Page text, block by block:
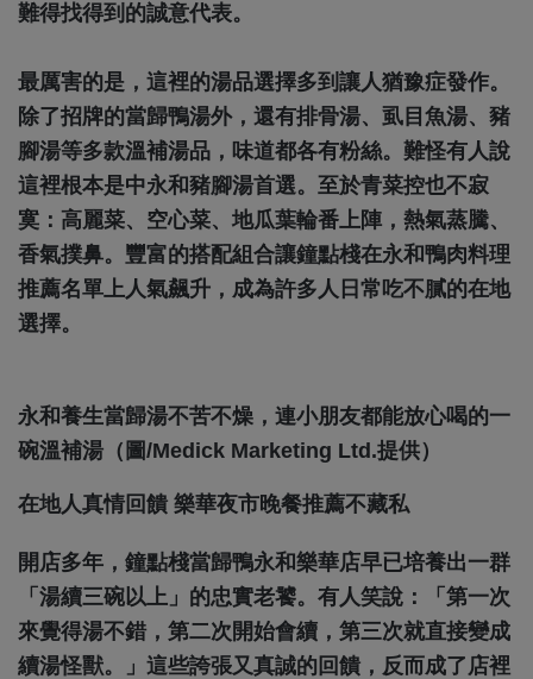
難得找得到的誠意代表。
最厲害的是，這裡的湯品選擇多到讓人猶豫症發作。
除了招牌的當歸鴨湯外，還有排骨湯、虱目魚湯、豬
腳湯等多款溫補湯品，味道都各有粉絲。難怪有人說
這裡根本是中永和豬腳湯首選。至於青菜控也不寂
寞：高麗菜、空心菜、地瓜葉輪番上陣，熱氣蒸騰、
香氣撲鼻。豐富的搭配組合讓鐘點棧在永和鴨肉料理
推薦名單上人氣飆升，成為許多人日常吃不膩的在地
選擇。
永和養生當歸湯不苦不燥，連小朋友都能放心喝的一
碗溫補湯（圖/Medick Marketing Ltd.提供）
在地人真情回饋 樂華夜市晚餐推薦不藏私
開店多年，鐘點棧當歸鴨永和樂華店早已培養出一群
「湯續三碗以上」的忠實老饕。有人笑說：「第一次
來覺得湯不錯，第二次開始會續，第三次就直接變成
續湯怪獸。」這些誇張又真誠的回饋，反而成了店裡